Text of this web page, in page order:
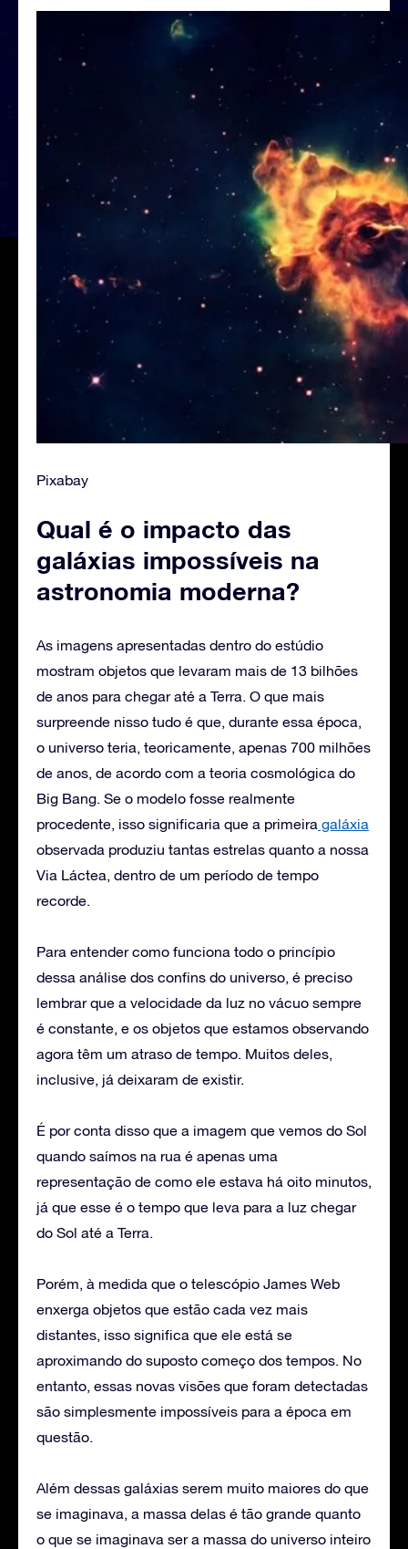
Pixabay
Qual é o impacto das
galáxias impossíveis na
astronomia moderna?
As imagens apresentadas dentro do estúdio
mostram objetos que levaram mais de 13 bilhões
de anos para chegar até a Terra. O que mais
surpreende nisso tudo é que, durante essa época,
o universo teria, teoricamente, apenas 700 milhões
de anos, de acordo com a teoria cosmológica do
Big Bang. Se o modelo fosse realmente
procedente, isso significaria que a primeira galáxia
observada produziu tantas estrelas quanto a nossa
Via Láctea, dentro de um período de tempo
recorde.
Para entender como funciona todo o princípio
dessa análise dos confins do universo, é preciso
lembrar que a velocidade da luz no vácuo sempre
é constante, e os objetos que estamos observando
agora têm um atraso de tempo. Muitos deles,
inclusive, já deixaram de existir.
É por conta disso que a imagem que vemos do Sol
quando saímos na rua é apenas uma
representação de como ele estava há oito minutos,
já que esse é o tempo que leva para a luz chegar
do Sol até a Terra.
Porém, à medida que o telescópio James Web
enxerga objetos que estão cada vez mais
distantes, isso significa que ele está se
aproximando do suposto começo dos tempos. No
entanto, essas novas visões que foram detectadas
são simplesmente impossíveis para a época em
questão.
Além dessas galáxias serem muito maiores do que
se imaginava, a massa delas é tão grande quanto
o que se imaginava ser a massa do universo inteiro